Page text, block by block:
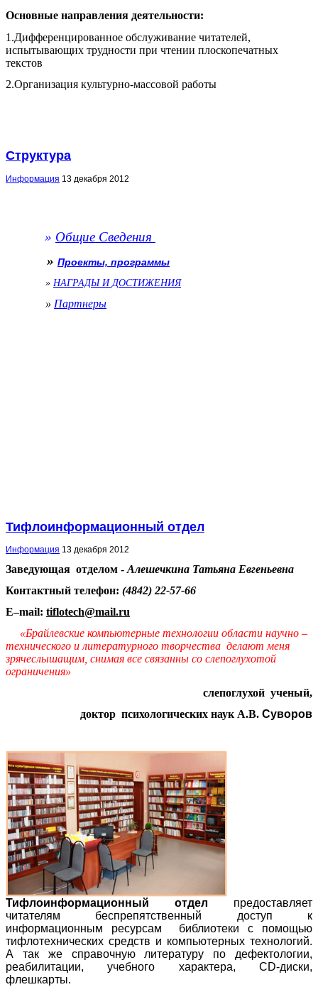
Основные направления деятельности:
1.Дифференцированное обслуживание читателей,
испытывающих трудности при чтении плоскопечатных
текстов
2.Организация культурно-массовой работы
Структура
Информация 13 декабря 2012
» Общие Сведения
» Проекты, программы
» НАГРАДЫ И ДОСТИЖЕНИЯ
» Партнеры
Тифлоинформационный отдел
Информация 13 декабря 2012
Заведующая отделом -Алешечкина Татьяна Евгеньевна
Контактный телефон: (4842) 22-57-66
E–mail: tiflotech@mail.ru
«Брайлевские компьютерные технологии области научно –
технического и литературного творчества делают меня
зрячеслышащим, снимая все связанны со слепоглухотой
ограничения»
слепоглухой ученый,
доктор психологических наук А.В. Суворов
Тифлоинформационный отдел предоставляет
читателям беспрепятственный доступ к
информационным ресурсам библиотеки с помощью
тифлотехнических средств и компьютерных технологий.
А так же справочную литературу по дефектологии,
реабилитации, учебного характера, CD-диски,
флешкарты.